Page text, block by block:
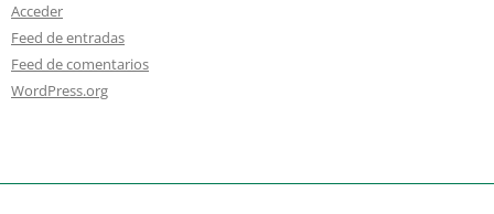
Acceder
Feed de entradas
Feed de comentarios
WordPress.org